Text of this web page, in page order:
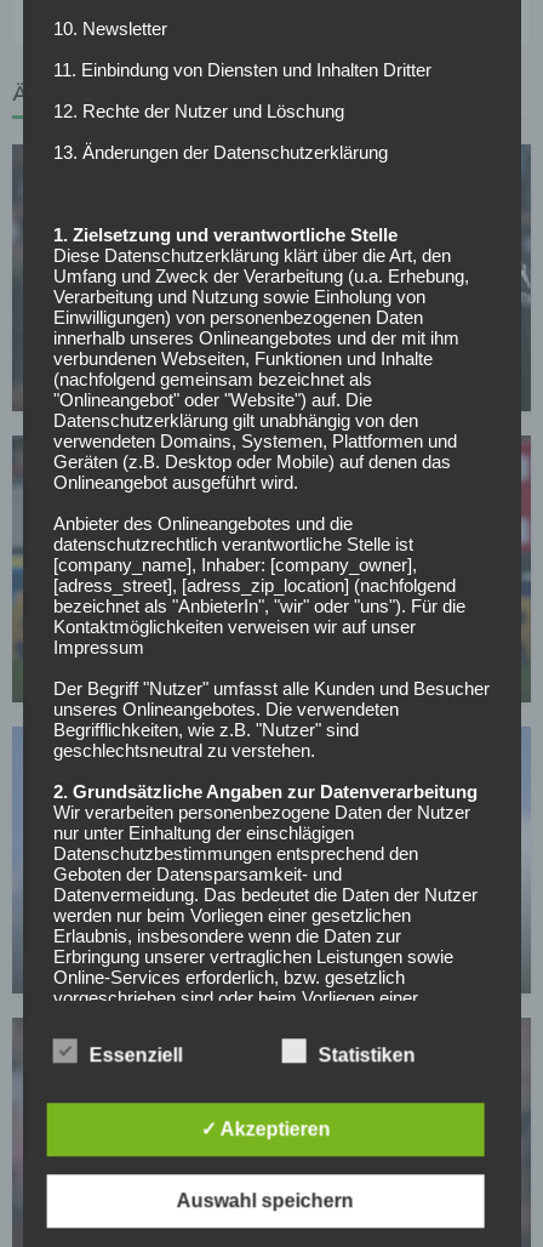
ÄHNLICHE ARTIKEL
BORUSSIA MÖNCHENGLADBACH
Polanski widerspricht Kritik nach
Mönchengladbach-Klassenerhalt
04.05.2026
SC FREIBURG
Top-Transferziel: Freiburg baggert an Gladbachs
Dauerläufer
02.05.2026
SC FREIBURG
Holt sich der SC Freiburg sein Wunderkind
zurück?
01.05.2026
Stuttgart plant bereits für die Zeit nach Stiller und
hat dieses belgische Talent im Visier
10. Newsletter
11. Einbindung von Diensten und Inhalten Dritter
12. Rechte der Nutzer und Löschung
13. Änderungen der Datenschutzerklärung
1. Zielsetzung und verantwortliche Stelle
Diese Datenschutzerklärung klärt über die Art, den
Umfang und Zweck der Verarbeitung (u.a. Erhebung,
Verarbeitung und Nutzung sowie Einholung von
Einwilligungen) von personenbezogenen Daten
innerhalb unseres Onlineangebotes und der mit ihm
verbundenen Webseiten, Funktionen und Inhalte
(nachfolgend gemeinsam bezeichnet als
"Onlineangebot" oder "Website") auf. Die
Datenschutzerklärung gilt unabhängig von den
verwendeten Domains, Systemen, Plattformen und
Geräten (z.B. Desktop oder Mobile) auf denen das
Onlineangebot ausgeführt wird.
Anbieter des Onlineangebotes und die
datenschutzrechtlich verantwortliche Stelle ist
[company_name], Inhaber: [company_owner],
[adress_street], [adress_zip_location] (nachfolgend
bezeichnet als "AnbieterIn", "wir" oder "uns"). Für die
Kontaktmöglichkeiten verweisen wir auf unser
Impressum
Der Begriff "Nutzer" umfasst alle Kunden und Besucher
unseres Onlineangebotes. Die verwendeten
Begrifflichkeiten, wie z.B. "Nutzer" sind
geschlechtsneutral zu verstehen.
2. Grundsätzliche Angaben zur Datenverarbeitung
Wir verarbeiten personenbezogene Daten der Nutzer
nur unter Einhaltung der einschlägigen
Datenschutzbestimmungen entsprechend den
Geboten der Datensparsamkeit- und
Datenvermeidung. Das bedeutet die Daten der Nutzer
werden nur beim Vorliegen einer gesetzlichen
Erlaubnis, insbesondere wenn die Daten zur
Erbringung unserer vertraglichen Leistungen sowie
Online-Services erforderlich, bzw. gesetzlich
vorgeschrieben sind oder beim Vorliegen einer
Wir treffen organisatorische, vertragliche und
Stand der Technik, um sicher zu stellen, dass die
Vorschriften der Datenschutzgesetze eingehalten
werden und um damit die durch uns verarbeiteten
Daten gegen zufällige oder vorsätzliche
Zugriff unberechtigter Personen zu schützen.
Essenziell Statistiken
✓ Akzeptieren
Auswahl speichern